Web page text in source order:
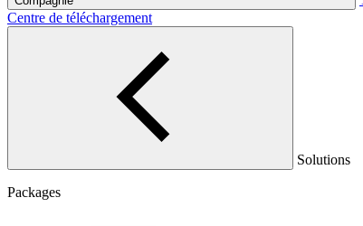
Centre de téléchargement
Solutions
Packages